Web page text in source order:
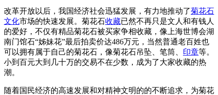
改革开放以后，我国经济社会迅猛发展，有力地推动了菊花石
文化市场的快速发展。菊花石收藏已然不再只是文人和有钱人
的爱好，不仅有精品菊花石被买家争相收藏，像上海世博会湖
南门馆石“姊妹花”最后拍卖价达486万元，当然普通老百姓也
可以拥有属于自己的菊花石，像菊花石吊坠、笔筒、 印章等。
小到百元大到几十万的交易不在少数，成为了大家收藏的热
潮。
随着国民经济的高速发展和对精神文明的的不断追求，为菊花